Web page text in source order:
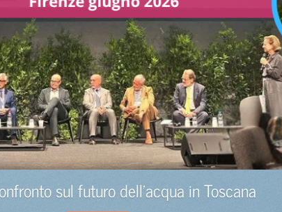
sul futuro dell’acqua in Toscana